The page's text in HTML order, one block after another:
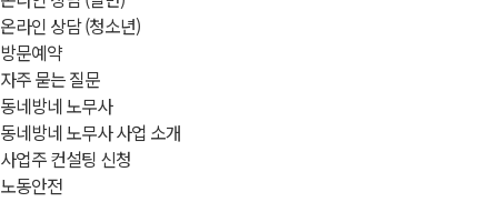
온라인 상담 (청소년)
방문예약
자주 묻는 질문
동네방네 노무사
동네방네 노무사 사업 소개
사업주 컨설팅 신청
노동안전